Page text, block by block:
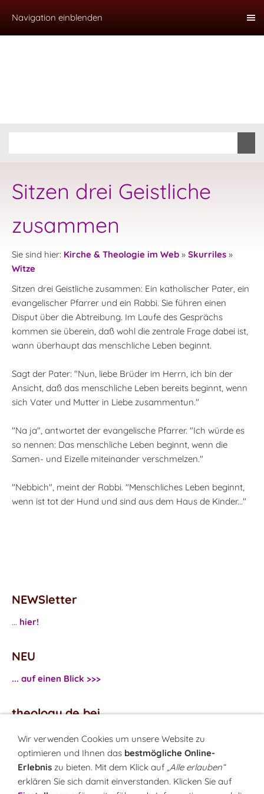
Navigation einblenden
Sitzen drei Geistliche
zusammen
Sie sind hier: Kirche & Theologie im Web » Skurriles »
Witze
Sitzen drei Geistliche zusammen: Ein katholischer Pater, ein
evangelischer Pfarrer und ein Rabbi. Sie führen einen
Disput über die Abtreibung. Im Laufe des Gesprächs
kommen sie überein, daß wohl die zentrale Frage dabei ist,
wann überhaupt das menschliche Leben beginnt.
Sagt der Pater: "Nun, liebe Brüder im Herrn, ich bin der
Ansicht, daß das menschliche Leben bereits beginnt, wenn
sich Vater und Mutter in Liebe zusammentun."
"Na ja", antwortet der evangelische Pfarrer. "Ich würde es
so nennen: Das menschliche Leben beginnt, wenn die
Samen- und Eizelle miteinander verschmelzen."
"Nebbich", meint der Rabbi. "Menschliches Leben beginnt,
wenn ist tot der Hund und sind aus dem Haus de Kinder..."
NEWSletter
... hier!
NEU
... auf einen Blick >>>
theology.de bei
...Facebook
...Twitter
Monatsrätsel
Wir verwenden Cookies um unsere Website zu
optimieren und Ihnen das bestmögliche Online-
Erlebnis zu bieten. Mit dem Klick auf „Alle erlauben“
erklären Sie sich damit einverstanden. Klicken Sie auf